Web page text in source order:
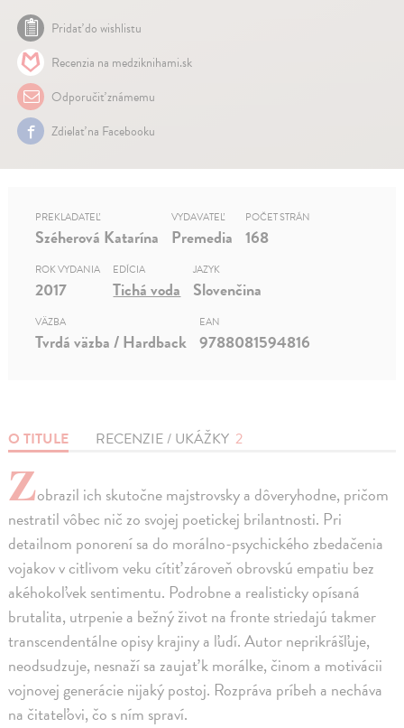
Pridať do wishlistu
Recenzia na medziknihami.sk
Odporučiť známemu
Zdielať na Facebooku
O TITULE RECENZIE / UKÁŽKY 2
Zobrazil ich skutočne majstrovsky a dôveryhodne, pričom
nestratil vôbec nič zo svojej poetickej brilantnosti. Pri
detailnom ponorení sa do morálno-psychického zbedačenia
vojakov v citlivom veku cítiť zároveň obrovskú empatiu bez
akéhokoľvek sentimentu. Podrobne a realisticky opísaná
brutalita, utrpenie a bežný život na fronte striedajú takmer
transcendentálne opisy krajiny a ľudí. Autor neprikrášľuje,
neodsudzuje, nesnaží sa zaujať k morálke, činom a motivácii
vojnovej generácie nijaký postoj. Rozpráva príbeh a necháva
na čitateľovi, čo s ním spraví.
PREKLADATEĽ
Széherová Katarína
VYDAVATEĽ
Premedia
POČET STRÁN
168
ROK VYDANIA
2017
EDÍCIA
Tichá voda
JAZYK
Slovenčina
VÄZBA
Tvrdá väzba / Hardback
EAN
9788081594816